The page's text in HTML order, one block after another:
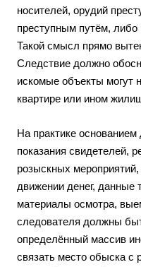
носителей, орудий
преступным путём,
Такой смысл прямо
Следствие должно
искомые объекты могут
квартире или ином
На практике
показания свидетелей,
розыскных
движении денег,
материалы осмотра,
следователя должны
определённый массив
связать место обыска